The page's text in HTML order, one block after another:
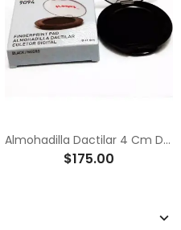
Almohadilla Dactilar 4 Cm De Diámetro
$175.00